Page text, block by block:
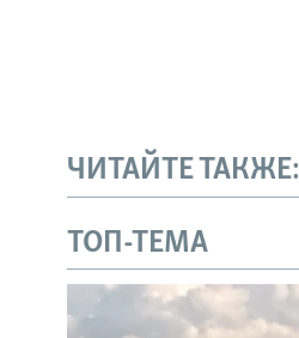
ЧИТАЙТЕ ТАКЖЕ:
ТОП-ТЕМА